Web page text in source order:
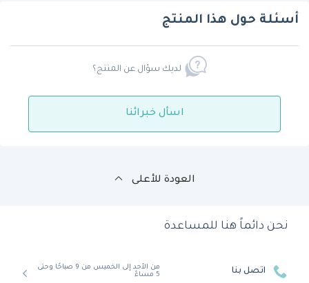
أسئلة حول هذا المنتج
لديك سؤال عن المنتج؟
اسأل خبرائنا
العودة للأعلى
نحن دائماً هنا للمساعدة
اتصل بنا
من الأحد إلى الخميس من 9 صباحًا وحتى
5 مساءً